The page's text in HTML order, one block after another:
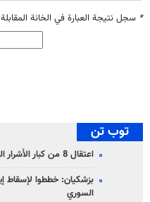
* سجل نتيجة العبارة في الخانة المقابلة
توب تن
اعتقال 8 من كبار الأشرار المسلحين ومنتسبي الجماعات الإرهابية
السوري